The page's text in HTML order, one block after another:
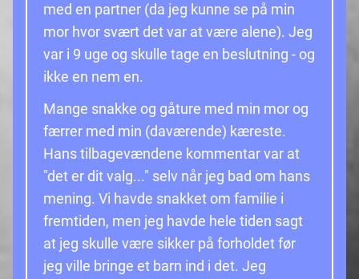
med en partner (da jeg kunne se på min
mor hvor svært det var at være alene). Jeg
var i 9 uge og skulle tage en beslutning - og
ikke en nem en.
Mange snakke og gåture med min mor og
færrer med min (daværende) kæreste.
Hans tilbagevændene kommentar var at
"det er dit valg..." selv når jeg bad om hans
mening. Vi havde snakket om familie i
fremtiden, men jeg havde hele tiden sagt
at jeg skulle være sikker på forholdet før
jeg ville bringe et barn ind i det. Jeg